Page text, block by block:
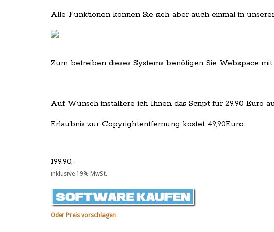
Alle Funktionen können Sie sich aber auch einmal in
Zum betreiben dieses Systems benötigen Sie Webspace
Auf Wunsch installiere ich Ihnen das Script für 29.90 Euro
Erlaubnis zur Copyrightentfernung kostet 49,90Euro
199.90,-
inklusive 19% MwSt.
Oder Preis vorschlagen